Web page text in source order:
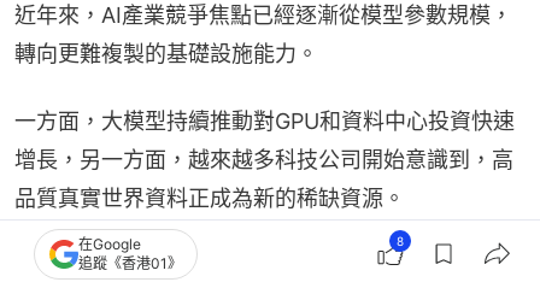
近年來，AI產業競爭焦點已經逐漸從模型參數規模，
轉向更難複製的基礎設施能力。
一方面，大模型持續推動對GPU和資料中心投資快速
增長，另一方面，越來越多科技公司開始意識到，高
品質真實世界資料正成為新的稀缺資源。
自動駕駛因此成為AI產業的重要資料來源。
在Google
追蹤《香港01》
8